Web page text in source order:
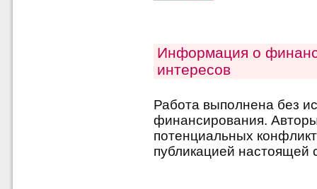
Информация о
интересов
Работа выполнена без
финансирования.
потенциальных
публикацией настоящей